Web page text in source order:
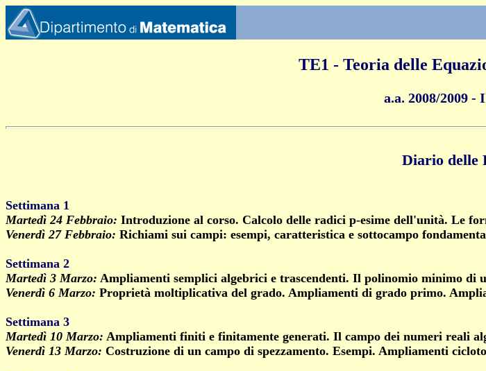
TE1 - Teoria delle
a.a. 2008/2009 -
Diario delle
Settimana 1
Martedì 24 Febbraio: Introduzione al corso. Calcolo delle radici p-esime dell'unità. Le
Venerdì 27 Febbraio: Richiami sui campi: esempi, caratteristica e sottocampo
Settimana 2
Martedì 3 Marzo: Ampliamenti semplici algebrici e trascendenti. Il polinomio minimo di
Venerdì 6 Marzo: Proprietà moltiplicativa del grado. Ampliamenti di grado primo.
Settimana 3
Martedì 10 Marzo: Ampliamenti finiti e finitamente generati. Il campo dei numeri reali
Venerdì 13 Marzo: Costruzione di un campo di spezzamento. Esempi. Ampliamenti